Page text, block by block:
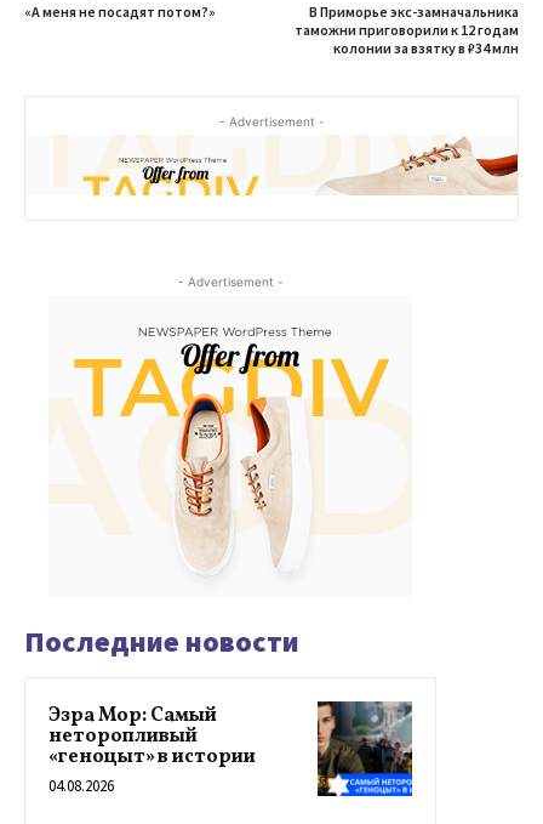
«А меня не посадят потом?»
В Приморье экс-замначальника
таможни приговорили к 12 годам
колонии за взятку в ₽34 млн
- Advertisement -
- Advertisement -
Последние новости
Эзра Мор: Самый
неторопливый
«геноцыт» в истории
04.08.2026